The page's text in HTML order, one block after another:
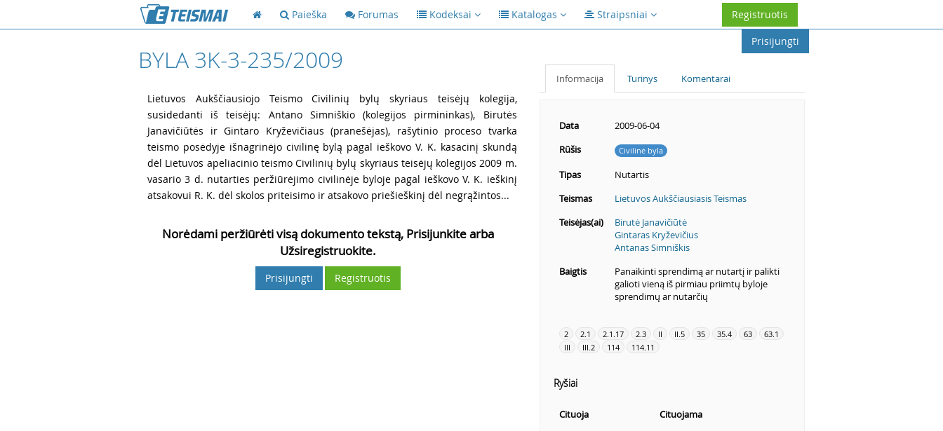
Paieška Forumas Kodeksai Katalogas Straipsniai
Registruotis
Prisijungti
BYLA 3K-3-235/2009
Lietuvos Aukščiausiojo Teismo Civilinių bylų skyriaus teisėjų kolegija,
susidedanti iš teisėjų: Antano Simniškio (kolegijos pirmininkas), Birutės
Janavičiūtės ir Gintaro Kryževičiaus (pranešėjas), rašytinio proceso tvarka
teismo posėdyje išnagrinėjo civilinę bylą pagal ieškovo V. K. kasacinį skundą
dėl Lietuvos apeliacinio teismo Civilinių bylų skyriaus teisėjų kolegijos 2009 m.
vasario 3 d. nutarties peržiūrėjimo civilinėje byloje pagal ieškovo V. K. ieškinį
atsakovui R. K. dėl skolos priteisimo ir atsakovo priešieškinį dėl negrąžintos...
Norėdami peržiūrėti visą dokumento tekstą, Prisijunkite arba
Užsiregistruokite.
Prisijungti Registruotis
Informacija Turinys Komentarai
Data
2009-06-04
Rūšis
Civilinė byla
Tipas
Nutartis
Teismas
Lietuvos Aukščiausiasis Teismas
Teisėjas(ai)
Birutė Janavičiūtė
Gintaras Kryževičius
Antanas Simniškis
Baigtis
Panaikinti sprendimą ar nutartį ir palikti
galioti vieną iš pirmiau priimtų byloje
sprendimų ar nutarčių
2 2.1 2.1.17 2.3 II II.5 35 35.4 63
63.1
III
III.2 114 114.11
Ryšiai
Cituoja
Cituojama